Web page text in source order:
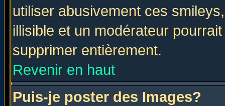
utiliser abusivement ces
illisible et un modérateur
supprimer entièrement.
Revenir en haut
Puis-je poster des Images?